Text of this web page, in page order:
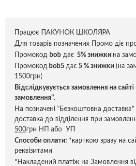
Працює ПАКУНОК ШКОЛЯРА
Для товарів позначених Промо діє
Промокод bob дає 5% знижки на
Промокод bob5 дає 5 % знижки (на
1500грн)
Відслідкувується замовлення на
замовлення".
На позначені "Безкоштовна
доставка до відділення при
500грн НП або УП
Способи оплати: *карткою зразу на
реквізитами
*Накладений платіж на Замовлення